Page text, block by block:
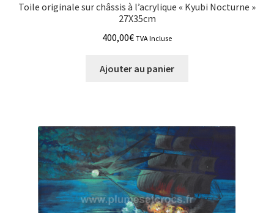
Toile originale sur châssis à l’acrylique « Kyubi Nocturne »
27X35cm
400,00€ TVA Incluse
Ajouter au panier